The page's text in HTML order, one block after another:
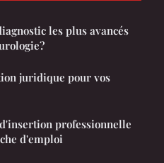
les plus avancés
juridique pour vos
professionnelle
d'emploi